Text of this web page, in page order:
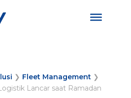
❯ Fleet Management❯
Lancar saat Ramadan